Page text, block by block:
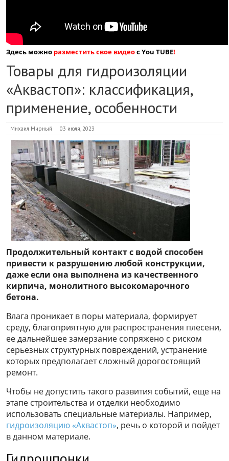
Здесь можно разместить свое видеос You TUBE!
Товары для гидроизоляции
«Аквастоп»: классификация,
применение, особенности
Михаил Мирный 03 июля, 2023
Продолжительный контакт с водой способен
привести к разрушению любой конструкции,
даже если она выполнена из качественного
кирпича, монолитного высокомарочного
бетона.
Влага проникает в поры материала, формирует
среду, благоприятную для распространения плесени,
ее дальнейшее замерзание сопряжено с риском
серьезных структурных повреждений, устранение
которых предполагает сложный дорогостоящий
ремонт.
Чтобы не допустить такого развития событий, еще на
этапе строительства и отделки необходимо
использовать специальные материалы. Например,
гидроизоляцию «Аквастоп», речь о которой и пойдет
в данном материале.